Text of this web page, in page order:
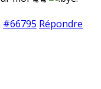
#66795 Répondre